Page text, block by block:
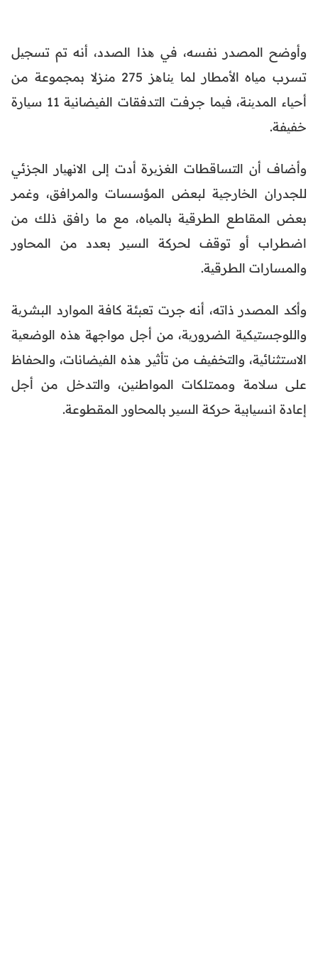
وأوضح المصدر نفسه، في ھذا الصدد، أنه تم تسجیل
تسرب میاه الأمطار لما یناھز 275 منزلا بمجموعة من
أحیاء المدینة، فیما جرفت التدفقات الفیضانیة 11 سیارة
خفیفة.
وأضاف أن التساقطات الغزیرة أدت إلى الانھیار الجزئي
للجدران الخارجیة لبعض المؤسسات والمرافق، وغمر
بعض المقاطع الطرقیة بالمیاه، مع ما رافق ذلك من
اضطراب أو توقف لحركة السیر بعدد من المحاور
والمسارات الطرقیة.
وأكد المصدر ذاته، أنه جرت تعبئة كافة الموارد البشریة
واللوجستیكیة الضروریة، من أجل مواجھة ھذه الوضعیة
الاستثنائیة، والتخفیف من تأثیر ھذه الفیضانات، والحفاظ
على سلامة وممتلكات المواطنین، والتدخل من أجل
إعادة انسیابیة حركة السیر بالمحاور المقطوعة.